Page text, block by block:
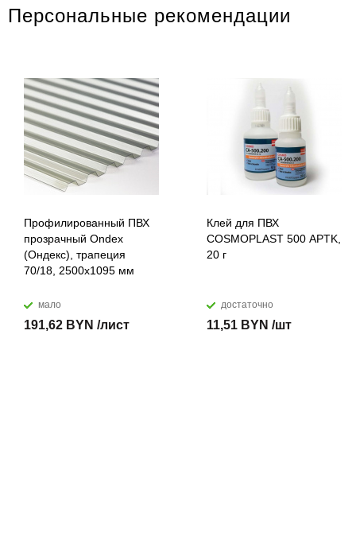
Персональные рекомендации
Профилированный ПВХ
прозрачный Ondex
(Ондекс), трапеция
70/18, 2500х1095 мм
мало
191,62 BYN /лист
Клей для ПВХ
COSMOPLAST 500 APTK,
20 г
достаточно
11,51 BYN /шт